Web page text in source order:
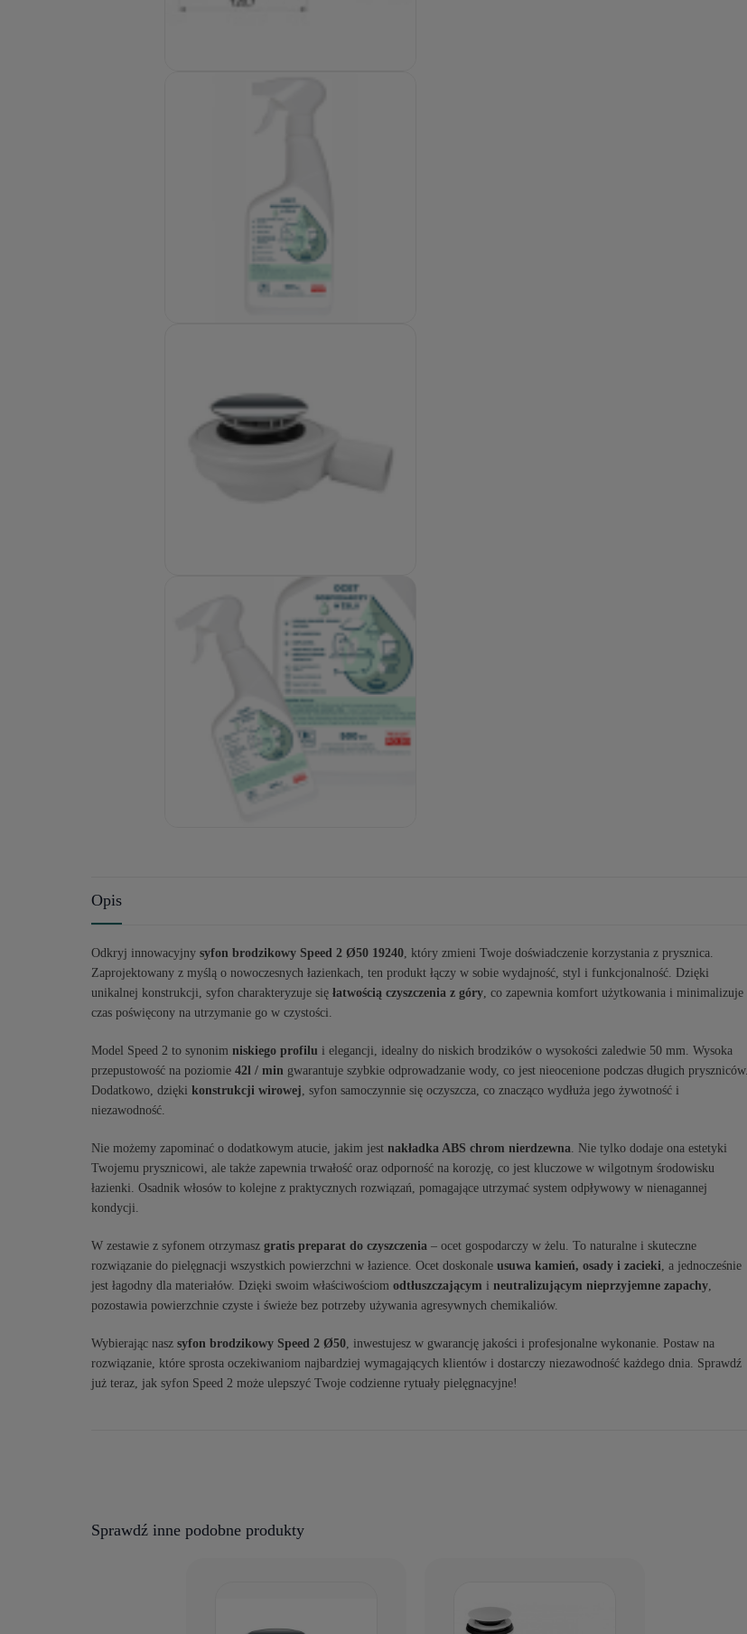
Opis
Odkryj innowacyjny syfon brodzikowy Speed 2 Ø50 19240, który zmieni Twoje doświadczenie korzystania z prysznica.
Zaprojektowany z myślą o nowoczesnych łazienkach, ten produkt łączy w sobie wydajność, styl i funkcjonalność. Dzięki
unikalnej konstrukcji, syfon charakteryzuje się łatwością czyszczenia z góry, co zapewnia komfort użytkowania i minimalizuje
czas poświęcony na utrzymanie go w czystości.
Model Speed 2 to synonim niskiego profilu i elegancji, idealny do niskich brodzików o wysokości zaledwie 50 mm. Wysoka
przepustowość na poziomie 42l / min gwarantuje szybkie odprowadzanie wody, co jest nieocenione podczas długich pryszniców.
Dodatkowo, dzięki konstrukcji wirowej , syfon samoczynnie się oczyszcza, co znacząco wydłuża jego żywotność i
niezawodność.
Nie możemy zapominać o dodatkowym atucie, jakim jest nakładka ABS chrom nierdzewna . Nie tylko dodaje ona estetyki
Twojemu prysznicowi, ale także zapewnia trwałość oraz odporność na korozję, co jest kluczowe w wilgotnym środowisku
łazienki. Osadnik włosów to kolejne z praktycznych rozwiązań, pomagające utrzymać system odpływowy w nienagannej
kondycji.
W zestawie z syfonem otrzymasz gratis preparat do czyszczenia – ocet gospodarczy w żelu. To naturalne i skuteczne
rozwiązanie do pielęgnacji wszystkich powierzchni w łazience. Ocet doskonale usuwa kamień, osady i zacieki , a jednocześnie
jest łagodny dla materiałów. Dzięki swoim właściwościom odtłuszczającym i neutralizującym nieprzyjemne zapachy,
pozostawia powierzchnie czyste i świeże bez potrzeby używania agresywnych chemikaliów.
Wybierając nasz syfon brodzikowy Speed 2 Ø50, inwestujesz w gwarancję jakości i profesjonalne wykonanie. Postaw na
rozwiązanie, które sprosta oczekiwaniom najbardziej wymagających klientów i dostarczy niezawodność każdego dnia. Sprawdź
już teraz, jak syfon Speed 2 może ulepszyć Twoje codzienne rytuały pielęgnacyjne!
Sprawdź inne podobne produkty